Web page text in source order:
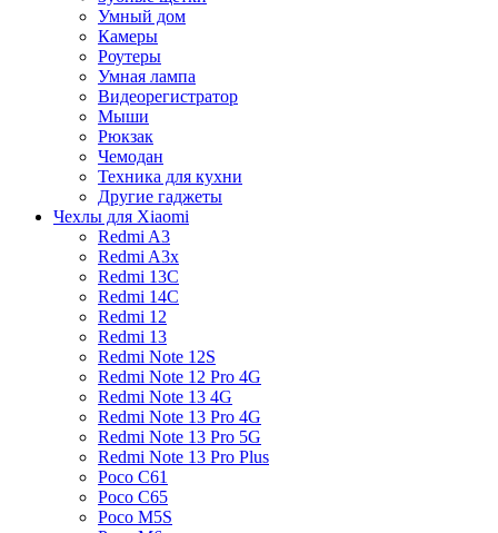
Умный дом
Камеры
Роутеры
Умная лампа
Видеорегистратор
Мыши
Рюкзак
Чемодан
Техника для кухни
Другие гаджеты
Чехлы для Xiaomi
Redmi A3
Redmi A3x
Redmi 13C
Redmi 14C
Redmi 12
Redmi 13
Redmi Note 12S
Redmi Note 12 Pro 4G
Redmi Note 13 4G
Redmi Note 13 Pro 4G
Redmi Note 13 Pro 5G
Redmi Note 13 Pro Plus
Poco C61
Poco C65
Poco M5S